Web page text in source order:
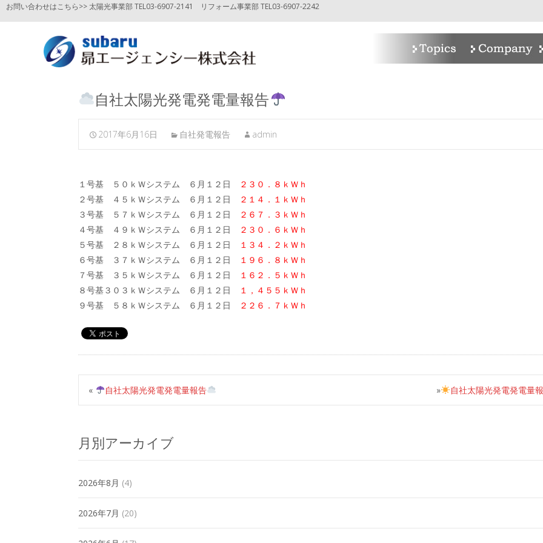
お問い合わせはこちら>> 太陽光事業部 TEL03-6907-2141 リフォーム事業部 TEL03-6907-2242
自社太陽光発電発電量報告
2017年6月16日 自社発電報告 admin
１号基 ５０ｋＷシステム ６月１２日
２３０．８ｋＷｈ
２号基 ４５ｋＷシステム ６月１２日
２１４．１ｋＷｈ
３号基 ５７ｋＷシステム ６月１２日
２６７．３ｋＷｈ
４号基 ４９ｋＷシステム ６月１２日
２３０．６ｋＷｈ
５号基 ２８ｋＷシステム ６月１２日
１３４．２ｋＷｈ
６号基 ３７ｋＷシステム ６月１２日
１９６．８ｋＷｈ
７号基 ３５ｋＷシステム ６月１２日
１６２．５ｋＷｈ
８号基３０３ｋＷシステム ６月１２日
１，４５５ｋＷｈ
９号基 ５８ｋＷシステム ６月１２日
２２６．７ｋＷｈ
« 自社太陽光発電発電量報告 自社太陽光発電発電量
»
月別アーカイブ
2026年8月 (4)
2026年7月 (20)